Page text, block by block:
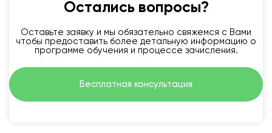
Остались вопросы?
Оставьте заявку и мы обязательно свяжемся с Вами
чтобы предоставить более детальную информацию о
программе обучения и процессе зачисления.
Бесплатная консультация